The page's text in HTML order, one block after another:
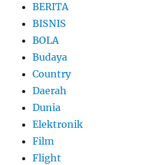
BERITA
BISNIS
BOLA
Budaya
Country
Daerah
Dunia
Elektronik
Film
Flight